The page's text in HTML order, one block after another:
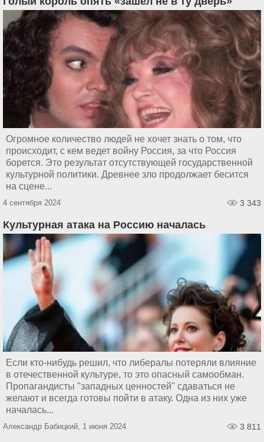
Огромное количество людей не хочет знать о том, что
происходит, с кем ведет войну Россия, за что Россия
борется. Это результат отсутствующей государственной
культурной политики. Древнее зло продолжает бесится
на сцене...
4 сентября 2024 3 343
Культурная атака на Россию началась
Если кто-нибудь решил, что либералы потеряли влияние
в отечественной культуре, то это опасный самообман.
Пропагандисты "западных ценностей" сдаваться не
желают и всегда готовы пойти в атаку. Одна из них уже
началась...
Александр Бабицкий, 1 июня 2024 3 811